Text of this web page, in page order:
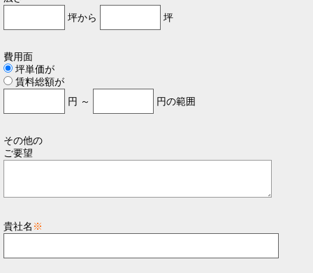
坪から
坪
費用面
坪単価が
賃料総額が
円 ～
円の範囲
その他の
ご要望
貴社名 ※